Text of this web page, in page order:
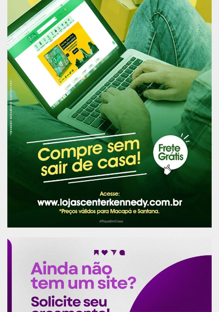
identificação por meio de pulseiras do Protocolo
de Manchester.
Nova frente
As obras da nova frente do Hospital de
Emergências já foram concluídas e com a
reconstrução total de um novo piso, rampas de
acesso, paredes com placas cimentícias, novo
teto, forro, sistema elétrico, calhas,
acessibilidade e a novo fluxo de pessoas.